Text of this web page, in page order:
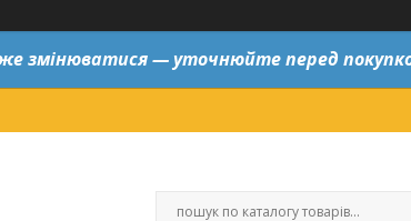
змінюватися — уточнюйте перед